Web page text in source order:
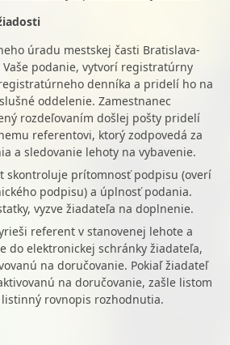
úradu mestskej časti Bratislava-
podanie, vytvorí registratúrny
denníka a pridelí ho na
oddelenie. Zamestnanec
rozdeľovaním došlej pošty pridelí
referentovi, ktorý zodpovedá za
a sledovanie lehoty na vybavenie.
skontroluje prítomnosť podpisu (overí
podpisu) a úplnosť podania.
vyzve žiadateľa na doplnenie.
referent v stanovenej lehote a
do elektronickej schránky žiadateľa,
na doručovanie. Pokiaľ žiadateľ
na doručovanie, zašle listom
rovnopis rozhodnutia.